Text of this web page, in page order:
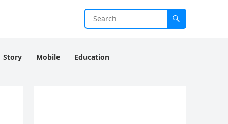
Story Mobile Education